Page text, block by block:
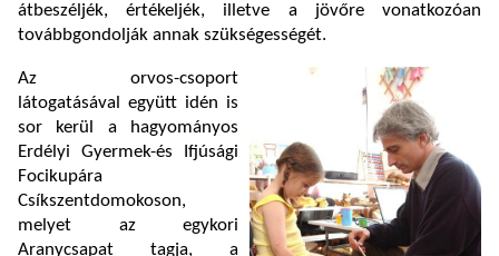
átbeszéljék, értékeljék, illetve a jövőre vonatkozóan
továbbgondolják annak szükségességét.
Az orvos-csoport
látogatásával együtt idén is
sor kerül a hagyományos
Erdélyi Gyermek-és Ifjúsági
Focikupára
Csíkszentdomokoson,
melyet az egykori
Aranycsapat tagja, a